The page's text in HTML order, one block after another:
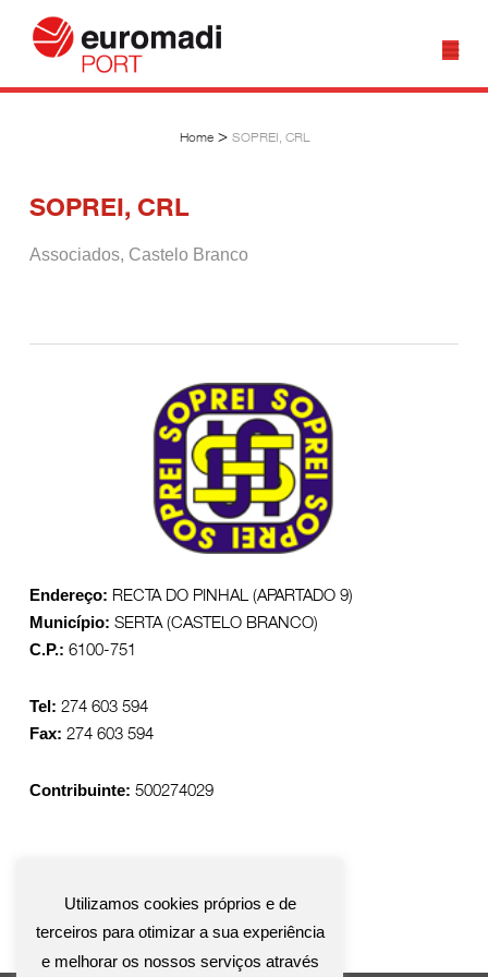
Home> SOPREI, CRL
SOPREI, CRL
Associados, Castelo Branco
Endereço: RECTA DO PINHAL (APARTADO 9)
Município:SERTA (CASTELO BRANCO)
C.P.:6100-751
Tel: 274 603 594
Fax: 274 603 594
Contribuinte:500274029
Utilizamos cookies próprios e de
terceiros para otimizar a sua experiência
e melhorar os nossos serviços através